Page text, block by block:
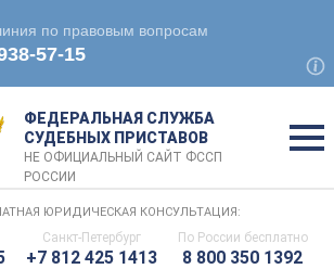
ФЕДЕРАЛЬНАЯ СЛУЖБА
СУДЕБНЫХ ПРИСТАВОВ
НЕ ОФИЦИАЛЬНЫЙ САЙТ ФССП
РОССИИ
ЮРИДИЧЕСКАЯ КОНСУЛЬТАЦИЯ:
Санкт-Петербург
+7 812 425 1413
По России бесплатно
8 800 350 1392